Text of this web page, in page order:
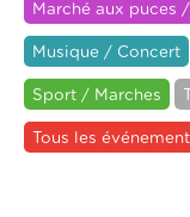
Marché aux puces
Musique / Concert
Sport / Marches
Tous les